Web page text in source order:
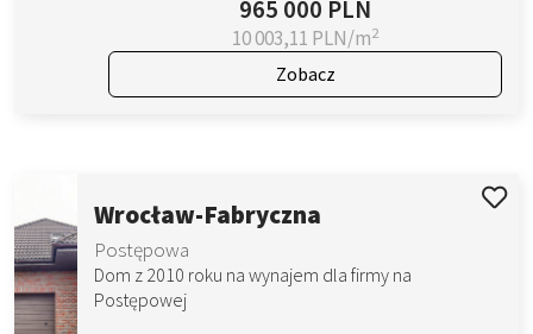
965 000 PLN
10 003,11 PLN/m2
Zobacz
Wrocław-Fabryczna
Postępowa
Dom z 2010 roku na wynajem dla firmy na
Postępowej